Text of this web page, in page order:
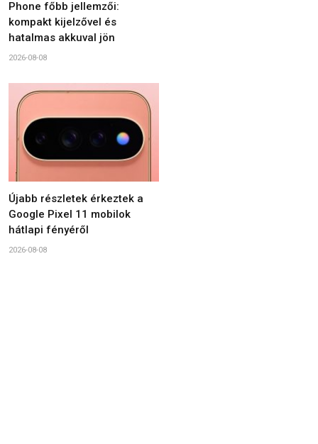
Phone főbb jellemzői:
kompakt kijelzővel és
hatalmas akkuval jön
2026-08-08
Újabb részletek érkeztek a
Google Pixel 11 mobilok
hátlapi fényéről
2026-08-08